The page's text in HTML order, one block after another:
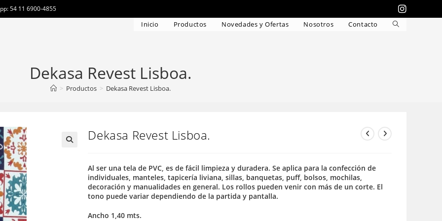
54 11 6900-4855
Inicio Productos Novedades y Ofertas Nosotros Contacto
Alternar
Dekasa Revest Lisboa.
> Productos > Dekasa Revest Lisboa.
Dekasa Revest Lisboa.
Al ser una tela de PVC, es de fácil limpieza y duradera. Se aplica para la confección de
individuales, manteles, tapicería liviana, sillas, banquetas, puff, bolsos, mochilas,
decoración y manualidades en general. Los rollos pueden venir con más de un corte. El
tono puede variar dependiendo de la partida y pantalla.
Ancho 1,40 mts.